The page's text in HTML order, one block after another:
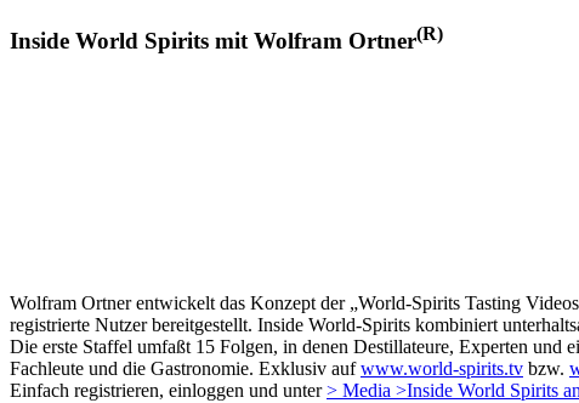
Inside World Spirits mit Wolfram Ortner(R)
Wolfram Ortner entwickelt das Konzept der „World-Spirits Tasting
registrierte Nutzer bereitgestellt. Inside World-Spirits kombiniert
Die erste Staffel umfaßt 15 Folgen, in denen Destillateure, Experten und
Fachleute und die Gastronomie. Exklusiv aufwww.world-spirits.tv bzw.
Einfach registrieren, einloggen und unter> Media >Inside World Spirits